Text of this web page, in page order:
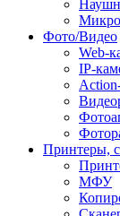
Фото/Видео
Web-
IP-
Принтеры,
МФУ